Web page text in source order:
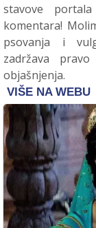
stavove
komentara!
psovanja i
zadržava
objašnjenja.